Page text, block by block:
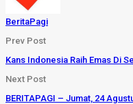
BeritaPagi
Prev Post
Kans Indonesia Raih Emas Di
Next Post
BERITAPAGI – Jumat, 24